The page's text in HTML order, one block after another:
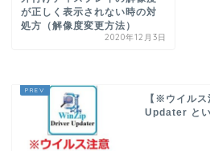
が正しく表示されない時の対
処方（解像度変更方法）
2020年12月3日
【※ウイル
Updater と